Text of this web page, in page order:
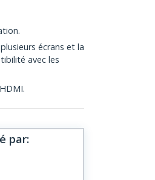
écrans et la
avec les
par: